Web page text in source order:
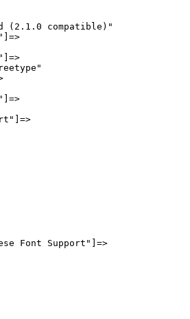
(2.1.0 compatible)"
Font Support"]=>